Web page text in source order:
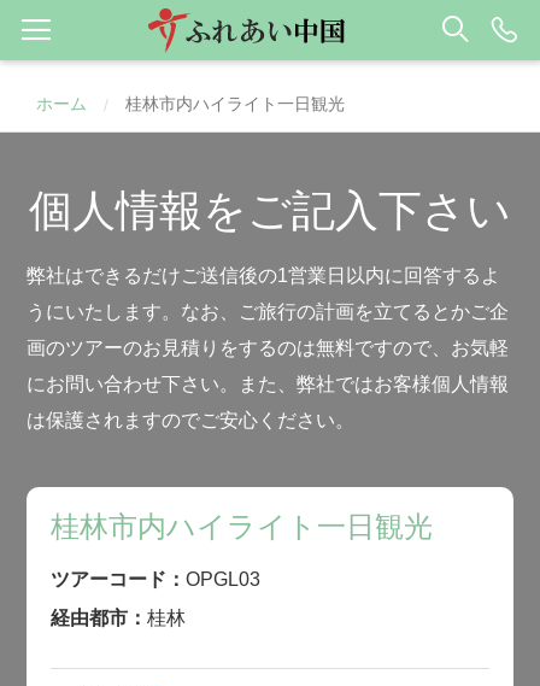
ホーム / 桂林市内ハイライト一日観光
個人情報をご記入下さい
弊社はできるだけご送信後の1営業日以内に回答するよ
うにいたします。なお、ご旅行の計画を立てるとかご企
画のツアーのお見積りをするのは無料ですので、お気軽
にお問い合わせ下さい。また、弊社ではお客様個人情報
は保護されますのでご安心ください。
桂林市内ハイライト一日観光
ツアーコード：OPGL03
経由都市：桂林